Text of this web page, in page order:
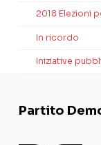
2018 Elezioni
In ricordo
Iniziative
Partito